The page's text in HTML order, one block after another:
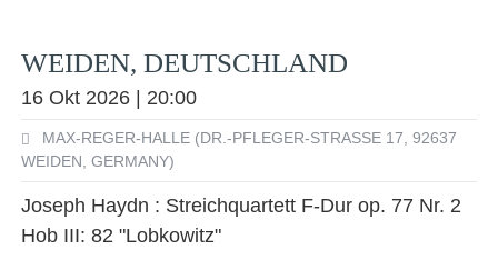
WEIDEN, DEUTSCHLAND
16 Okt 2026 | 20:00
MAX-REGER-HALLE (DR.-PFLEGER-STRASSE 17, 92637 W
EIDEN, GERMANY)
Joseph Haydn : Streichquartett F-Dur op. 77 Nr. 2
Hob III: 82 "Lobkowitz"